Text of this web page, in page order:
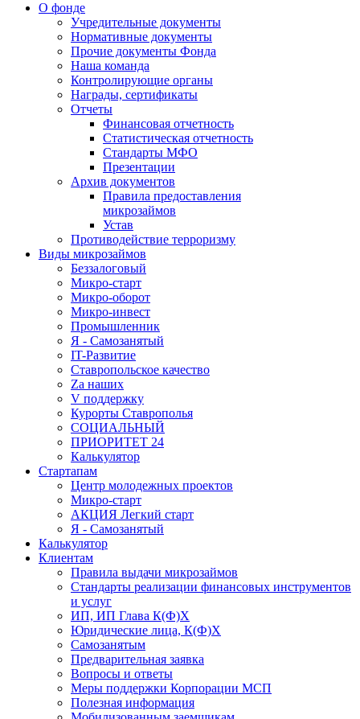
О фонде
Учредительные документы
Нормативные документы
Прочие документы Фонда
Наша команда
Контролирующие органы
Награды, сертификаты
Отчеты
Финансовая отчетность
Статистическая отчетность
Стандарты МФО
Презентации
Архив документов
Правила предоставления
микрозаймов
Устав
Противодействие терроризму
Виды микрозаймов
Беззалоговый
Микро-старт
Микро-оборот
Микро-инвест
Промышленник
Я - Самозанятый
IT-Развитие
Ставропольское качество
Za наших
V поддержку
Курорты Ставрополья
СОЦИАЛЬНЫЙ
ПРИОРИТЕТ 24
Калькулятор
Стартапам
Центр молодежных проектов
Микро-старт
АКЦИЯ Легкий старт
Я - Самозанятый
Калькулятор
Клиентам
Правила выдачи микрозаймов
Стандарты реализации финансовых инструментов
и услуг
ИП, ИП Глава К(Ф)Х
Юридические лица, К(Ф)Х
Самозанятым
Предварительная заявка
Вопросы и ответы
Меры поддержки Корпорации МСП
Полезная информация